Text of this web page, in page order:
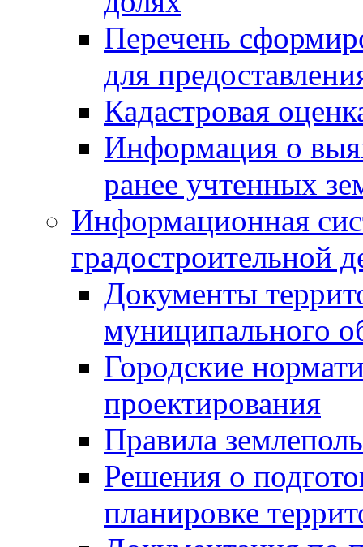
Перечень
для
Кадастровая
Информация о
ранее учтенных
Информационная
градостроительной
Документы
муниципального
Городские
проектирования
Правила
Решения о
планировке